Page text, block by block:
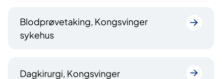
Blodprøvetaking, Kongsvinger
sykehus
Dagkirurgi, Kongsvinger